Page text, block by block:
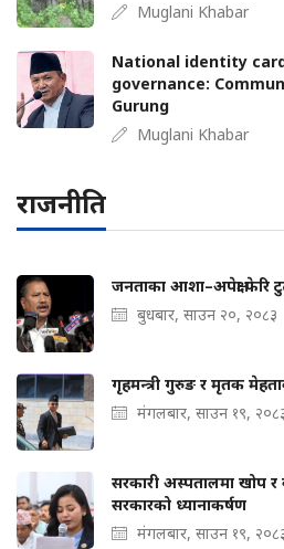
Muglani Khabar
National identity
governance:
Gurung
Muglani Khabar
राजनीति
जनताका आशा–अपेक्षा फेरि
बुधबार, साउन २०, २०८३
गृहमन्त्री गुरुङ र मृतक
मंगलबार, साउन १९,
सरकारी अस्पतालमा खोप
सरकारको ध्यानाकर्षण
मंगलबार, साउन १९,